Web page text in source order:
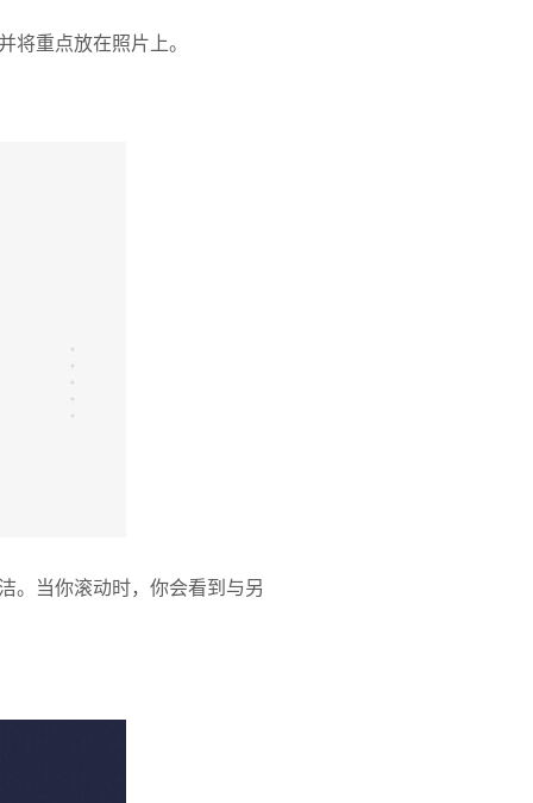
将重点放在照片上。
。当你滚动时，你会看到与另